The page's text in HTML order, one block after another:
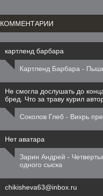
КОММЕНТАРИИ
картленд барбара
Картленд Барбара -
Не смогла дослушать до
бред. Что за траву курил
Соколов Глеб - Вихрь
Нет аватара
Зарин Андрей -
одного сыска
chikisheva63@inbox.ru